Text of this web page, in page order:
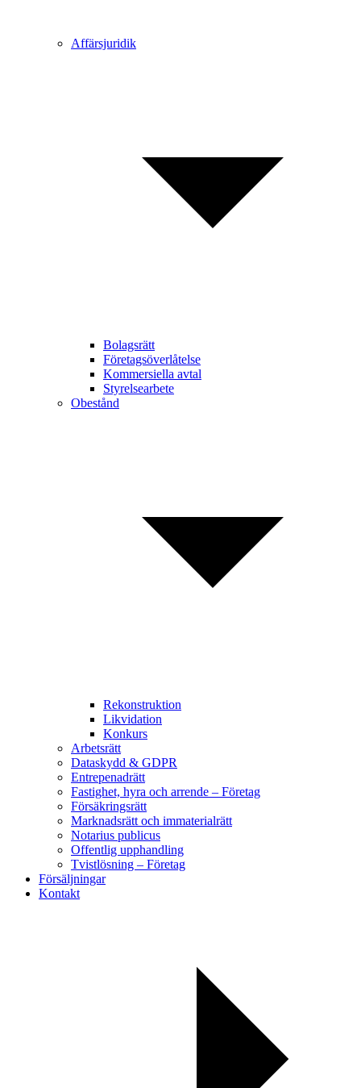
Affärsjuridik
Bolagsrätt
Företagsöverlåtelse
Kommersiella avtal
Styrelsearbete
Obestånd
Rekonstruktion
Likvidation
Konkurs
Arbetsrätt
Dataskydd & GDPR
Entrepenadrätt
Fastighet, hyra och arrende – Företag
Försäkringsrätt
Marknadsrätt och immaterialrätt
Notarius publicus
Offentlig upphandling
Tvistlösning – Företag
Försäljningar
Kontakt